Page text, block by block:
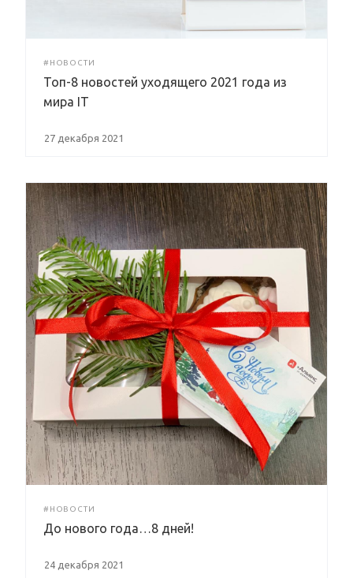
#НОВОСТИ
Топ-8 новостей уходящего 2021 года из
мира IT
27 декабря 2021
#НОВОСТИ
До нового года…8 дней!
24 декабря 2021